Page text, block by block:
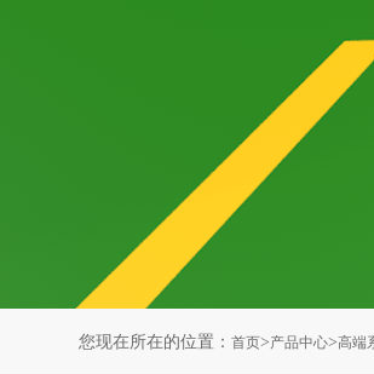
您现在所在的位置： 首页>产品中心>高端